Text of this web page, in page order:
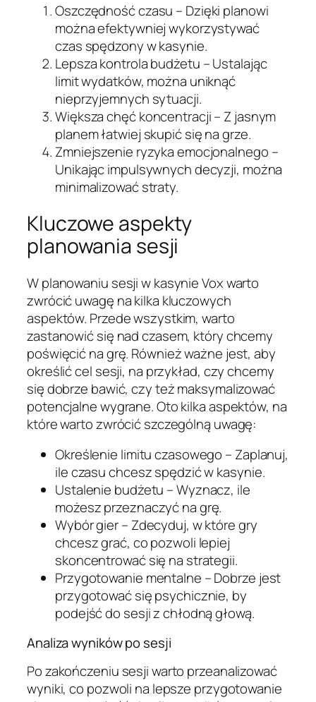
Oszczędność czasu – Dzięki planowi
można efektywniej wykorzystywać
czas spędzony w kasynie.
Lepsza kontrola budżetu – Ustalając
limit wydatków, można uniknąć
nieprzyjemnych sytuacji.
Większa chęć koncentracji – Z jasnym
planem łatwiej skupić się na grze.
Zmniejszenie ryzyka emocjonalnego –
Unikając impulsywnych decyzji, można
minimalizować straty.
Kluczowe aspekty
planowania sesji
W planowaniu sesji w kasynie Vox warto
zwrócić uwagę na kilka kluczowych
aspektów. Przede wszystkim, warto
zastanowić się nad czasem, który chcemy
poświęcić na grę. Również ważne jest, aby
określić cel sesji, na przykład, czy chcemy
się dobrze bawić, czy też maksymalizować
potencjalne wygrane. Oto kilka aspektów, na
które warto zwrócić szczególną uwagę:
Określenie limitu czasowego – Zaplanuj,
ile czasu chcesz spędzić w kasynie.
Ustalenie budżetu – Wyznacz, ile
możesz przeznaczyć na grę.
Wybór gier – Zdecyduj, w które gry
chcesz grać, co pozwoli lepiej
skoncentrować się na strategii.
Przygotowanie mentalne – Dobrze jest
przygotować się psychicznie, by
podejść do sesji z chłodną głową.
Analiza wyników po sesji
Po zakończeniu sesji warto przeanalizować
wyniki, co pozwoli na lepsze przygotowanie